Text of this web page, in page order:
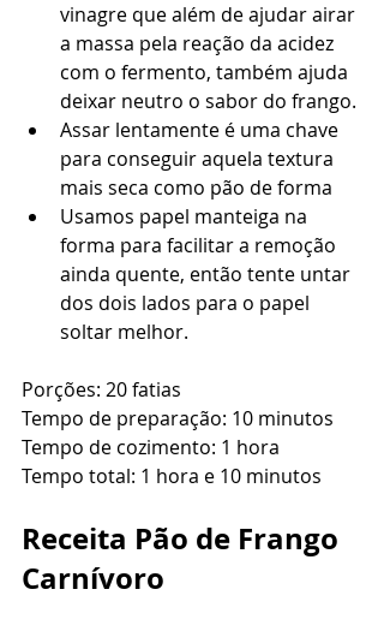
vinagre que além de ajudar airar
a massa pela reação da acidez
com o fermento, também ajuda
deixar neutro o sabor do frango.
Assar lentamente é uma chave
para conseguir aquela textura
mais seca como pão de forma
Usamos papel manteiga na
forma para facilitar a remoção
ainda quente, então tente untar
dos dois lados para o papel
soltar melhor.
Porções: 20 fatias
Tempo de preparação: 10 minutos
Tempo de cozimento: 1 hora
Tempo total: 1 hora e 10 minutos
Receita Pão de Frango
Carnívoro